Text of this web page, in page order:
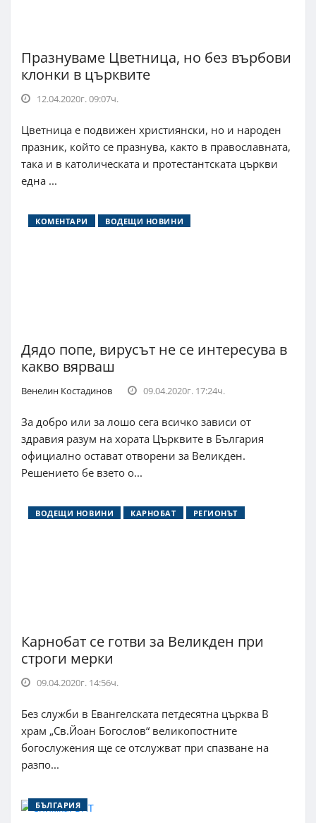
Празнуваме Цветница, но без върбови
клонки в църквите
12.04.2020г. 09:07ч.
Цветница е подвижен християнски, но и народен
празник, който се празнува, както в православната,
така и в католическата и протестантската църкви
една ...
КОМЕНТАРИ ВОДЕЩИ НОВИНИ
Дядо попе, вирусът не се интересува в
какво вярваш
Венелин Костадинов 09.04.2020г. 17:24ч.
За добро или за лошо сега всичко зависи от
здравия разум на хората Църквите в България
официално остават отворени за Великден.
Решението бе взето о...
ВОДЕЩИ НОВИНИ КАРНОБАТ РЕГИОНЪТ
Карнобат се готви за Великден при
строги мерки
09.04.2020г. 14:56ч.
Без служби в Евангелската петдесятна църква В
храм „Св.Йоан Богослов“ великопостните
богослужения ще се отслужват при спазване на
разпо...
БЪЛГАРИЯ